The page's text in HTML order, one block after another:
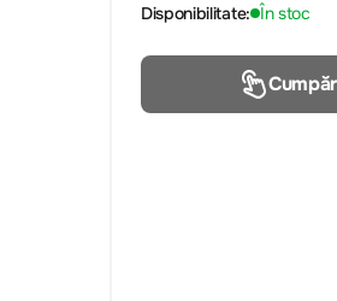
Disponibilitate: În stoc